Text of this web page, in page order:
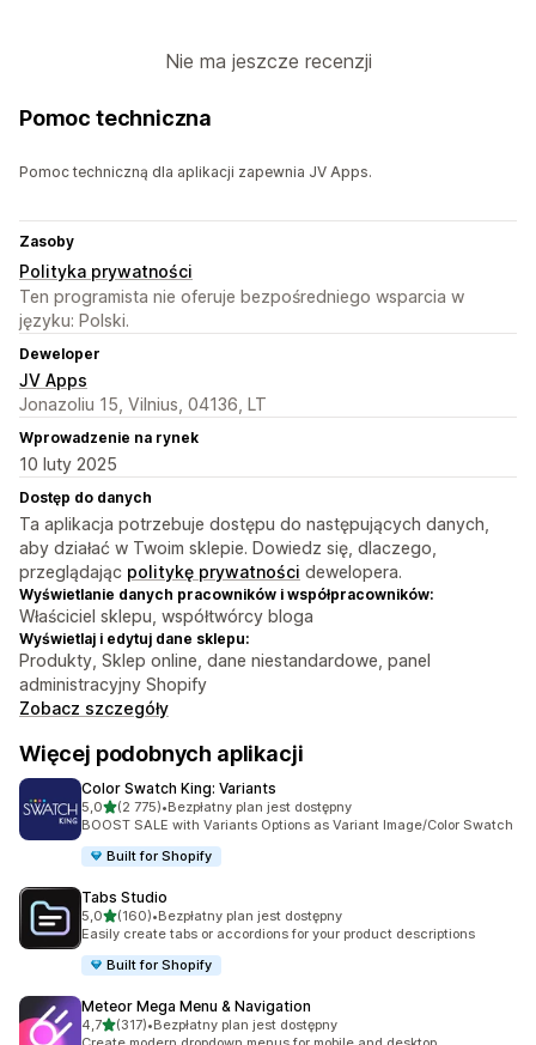
Nie ma jeszcze recenzji
Pomoc techniczna
Pomoc techniczną dla aplikacji zapewnia JV Apps.
Zasoby
Polityka prywatności
Ten programista nie oferuje bezpośredniego wsparcia w
języku: Polski.
Deweloper
JV Apps
Jonazoliu 15, Vilnius, 04136, LT
Wprowadzenie na rynek
10 luty 2025
Dostęp do danych
Ta aplikacja potrzebuje dostępu do następujących danych,
aby działać w Twoim sklepie. Dowiedz się, dlaczego,
przeglądając politykę prywatności dewelopera.
Wyświetlanie danych pracowników i współpracowników:
Właściciel sklepu, współtwórcy bloga
Wyświetlaj i edytuj dane sklepu:
Produkty, Sklep online, dane niestandardowe, panel
administracyjny Shopify
Zobacz szczegóły
Więcej podobnych aplikacji
Color Swatch King: Variants
5,0na 5 gwiazdek
(2 775)
Łączna liczba recenzji: 2775
•Bezpłatny plan jest dostępny
BOOST SALE with Variants Options as Variant Image/Color Swatch
Built for Shopify
Tabs Studio
5,0na 5 gwiazdek
(160)
Łączna liczba recenzji: 160
•Bezpłatny plan jest dostępny
Easily create tabs or accordions for your product descriptions
Built for Shopify
Meteor Mega Menu & Navigation
4,7na 5 gwiazdek
(317)
Łączna liczba recenzji: 317
•Bezpłatny plan jest dostępny